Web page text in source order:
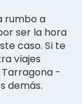
rumbo a
ser la hora
caso. Si te
viajes
-
demás.